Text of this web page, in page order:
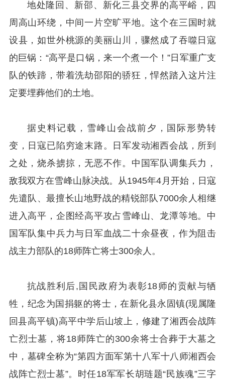
地处隆回、新邵、新化三县交界的高平峪，四
周高山环绕，中间一片空旷平地。这个在三国时就
设县，如世外桃源的美丽山川，骤然成了吞噬日寇
的巨锅：“高平是口锅，来一个煮一个！”日军重广支
队的铁蹄，带着洗劫邵阳的骄狂，悍然踏入这片注
定要埋葬他们的土地。
据史料记载，雪峰山会战前夕，国际形势转
变，日寇已陷穷途末路。日军发动湘西会战，所到
之处，烧杀掳掠，无恶不作。中国军队调集兵力，
敌我双方在雪峰山脉决战。从1945年4月开始，日寇
先遣队、最擅长山地野战的精锐部队7000余人相继
进入高平，企图经高平攻占雪峰山、龙潭等地。中
国军队集中兵力与日军血战二十余昼夜，作为阻击
战主力部队的18师阵亡将士300余人。
抗战胜利后,国民政府为表彰18师的贡献与牺
牲，纪念为国捐躯的将士，在新化县永固镇(现属隆
回县高平镇)高平中学后山坡上，修建了湘西会战阵
亡烈士墓，将18师阵亡的300余将士合葬于大墓之
中，墓碑全称为“第四方面军第十八军十八师湘西会
战阵亡烈士墓”。时任18军军长胡琏题“民族魂”三字